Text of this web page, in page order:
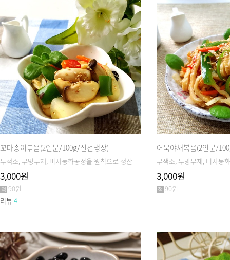
꼬마송이볶음(2인분/100g/신선냉장)
무색소, 무방부재, 비자동화공정을 원칙으로 생산
3,000원
90원
리뷰4
어묵야채볶음(2인분/
무색소, 무방부재, 비자동
3,000원
90원